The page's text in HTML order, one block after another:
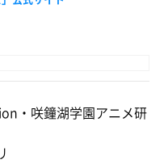
・咲鐘湖学園アニメ研